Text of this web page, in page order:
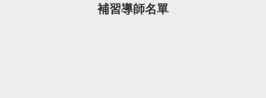
補習導師名單